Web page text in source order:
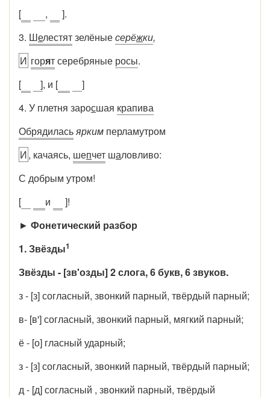
[ ,
].
3. Шелестятзелёныесерёжки,
И горятсеребряные росы.
[
], и [
]
4. У плетня заросшая крапива
Обрядиласьярким перламутром
И, качаясь, шепчет шаловливо:
С добрым утром!
[
и
]!
► Фонетический разбор
1. Звёзды1
Звёзды - [зв'озды] 2 слога, 6 букв, 6 звуков.
з - [з] согласный, звонкий парный, твёрдый парный;
в- [в'] согласный, звонкий парный, мягкий парный;
ё - [о] гласный ударный;
з - [з] согласный, звонкий парный, твёрдый парный;
д - [д] согласный , звонкий парный, твёрдый